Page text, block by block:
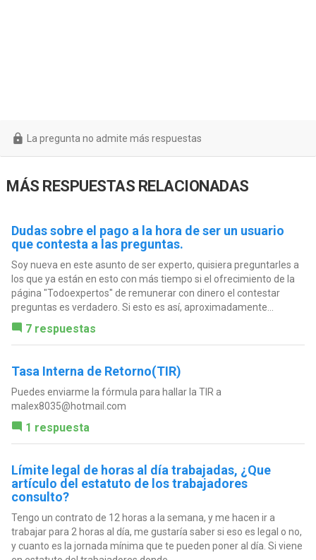
La pregunta no admite más respuestas
MÁS RESPUESTAS RELACIONADAS
Dudas sobre el pago a la hora de ser un usuario
que contesta a las preguntas.
Soy nueva en este asunto de ser experto, quisiera preguntarles a
los que ya están en esto con más tiempo si el ofrecimiento de la
página "Todoexpertos" de remunerar con dinero el contestar
preguntas es verdadero. Si esto es así, aproximadamente...
7 respuestas
Tasa Interna de Retorno(TIR)
Puedes enviarme la fórmula para hallar la TIR a
malex8035@hotmail.com
1 respuesta
Límite legal de horas al día trabajadas, ¿Que
artículo del estatuto de los trabajadores
consulto?
Tengo un contrato de 12 horas a la semana, y me hacen ir a
trabajar para 2 horas al día, me gustaría saber si eso es legal o no,
y cuanto es la jornada mínima que te pueden poner al día. Si viene